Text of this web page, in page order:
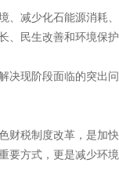
减少化石能源消耗
、民生改善和环境保
现阶段面临的突出
税制度改革，是加
要方式，更是减少环